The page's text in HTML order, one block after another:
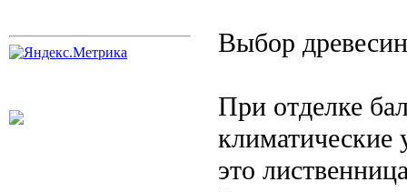
Выбор
При отделке
это